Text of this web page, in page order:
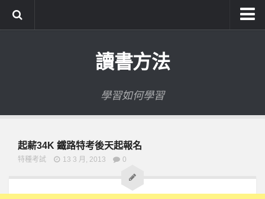
讀書方法
學習如何學習
起薪34K 鐵路特考後天起報名
特種考試 13 3 月, 2013 0